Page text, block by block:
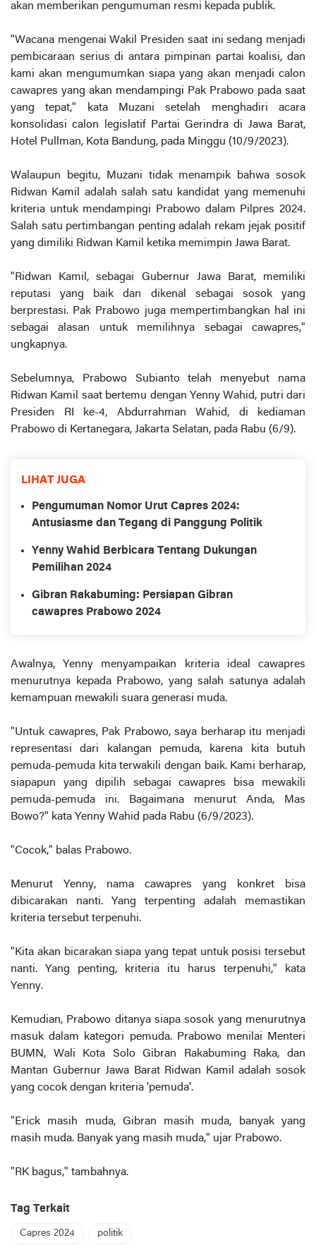
akan memberikan pengumuman resmi kepada publik.
"Wacana mengenai Wakil Presiden saat ini sedang menjadi
pembicaraan serius di antara pimpinan partai koalisi, dan
kami akan mengumumkan siapa yang akan menjadi calon
cawapres yang akan mendampingi Pak Prabowo pada saat
yang tepat," kata Muzani setelah menghadiri acara
konsolidasi calon legislatif Partai Gerindra di Jawa Barat,
Hotel Pullman, Kota Bandung, pada Minggu (10/9/2023).
Walaupun begitu, Muzani tidak menampik bahwa sosok
Ridwan Kamil adalah salah satu kandidat yang memenuhi
kriteria untuk mendampingi Prabowo dalam Pilpres 2024.
Salah satu pertimbangan penting adalah rekam jejak positif
yang dimiliki Ridwan Kamil ketika memimpin Jawa Barat.
"Ridwan Kamil, sebagai Gubernur Jawa Barat, memiliki
reputasi yang baik dan dikenal sebagai sosok yang
berprestasi. Pak Prabowo juga mempertimbangkan hal ini
sebagai alasan untuk memilihnya sebagai cawapres,"
ungkapnya.
Sebelumnya, Prabowo Subianto telah menyebut nama
Ridwan Kamil saat bertemu dengan Yenny Wahid, putri dari
Presiden RI ke-4, Abdurrahman Wahid, di kediaman
Prabowo di Kertanegara, Jakarta Selatan, pada Rabu (6/9).
LIHAT JUGA
Pengumuman Nomor Urut Capres 2024:
Antusiasme dan Tegang di Panggung Politik
Yenny Wahid Berbicara Tentang Dukungan
Pemilihan 2024
Gibran Rakabuming: Persiapan Gibran
cawapres Prabowo 2024
Awalnya, Yenny menyampaikan kriteria ideal cawapres
menurutnya kepada Prabowo, yang salah satunya adalah
kemampuan mewakili suara generasi muda.
"Untuk cawapres, Pak Prabowo, saya berharap itu menjadi
representasi dari kalangan pemuda, karena kita butuh
pemuda-pemuda kita terwakili dengan baik. Kami berharap,
siapapun yang dipilih sebagai cawapres bisa mewakili
pemuda-pemuda ini. Bagaimana menurut Anda, Mas
Bowo?" kata Yenny Wahid pada Rabu (6/9/2023).
"Cocok," balas Prabowo.
Menurut Yenny, nama cawapres yang konkret bisa
dibicarakan nanti. Yang terpenting adalah memastikan
kriteria tersebut terpenuhi.
"Kita akan bicarakan siapa yang tepat untuk posisi tersebut
nanti. Yang penting, kriteria itu harus terpenuhi," kata
Yenny.
Kemudian, Prabowo ditanya siapa sosok yang menurutnya
masuk dalam kategori pemuda. Prabowo menilai Menteri
BUMN, Wali Kota Solo Gibran Rakabuming Raka, dan
Mantan Gubernur Jawa Barat Ridwan Kamil adalah sosok
yang cocok dengan kriteria 'pemuda'.
"Erick masih muda, Gibran masih muda, banyak yang
masih muda. Banyak yang masih muda," ujar Prabowo.
"RK bagus," tambahnya.
Tag Terkait
Capres 2024 politik